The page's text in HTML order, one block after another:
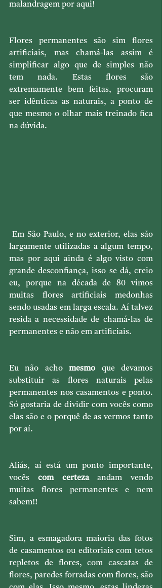
malandragem por aqui!
Flores permanentes são sim flores
artificiais, mas chamá-las assim é
simplificar algo que de simples não
tem nada. Estas flores são
extremamente bem feitas, procuram
ser idênticas as naturais, a ponto de
que mesmo o olhar mais treinado fica
na dúvida.
largamente utilizadas a algum tempo,
mas por aqui ainda é algo visto com
grande desconfiança, isso se dá, creio
eu, porque na década de 80 vimos
muitas flores artificiais medonhas
sendo usadas em larga escala. Aí talvez
resida a necessidade de chamá-las de
permanentes e não em artificiais.
Eu não acho mesmo que devamos
substituir as flores naturais pelas
permanentes nos casamentos e ponto.
Só gostaria de dividir com vocês como
elas são e o porquê de as vermos tanto
por aí.
Aliás, aí está um ponto importante,
vocês com certeza andam vendo
muitas flores permanentes e nem
sabem!!
Sim, a esmagadora maioria das fotos
de casamentos ou editoriais com tetos
repletos de flores, com cascatas de
flores, paredes forradas com flores, são